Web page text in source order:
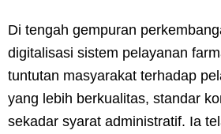
Di tengah gempuran
digitalisasi sistem pelayanan
tuntutan masyarakat terhadap
yang lebih berkualitas, standar
sekadar syarat administratif. Ia